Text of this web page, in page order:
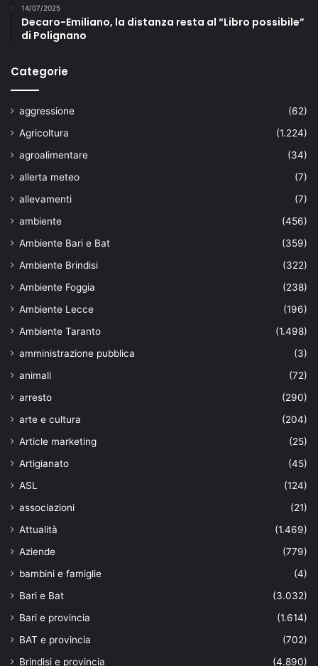
14/07/2025
Decaro-Emiliano, la distanza resta al “Libro possibile”
di Polignano
Categorie
aggressione
(62)
Agricoltura
(1.224)
agroalimentare
(34)
allerta meteo
(7)
allevamenti
(7)
ambiente
(456)
Ambiente Bari e Bat
(359)
Ambiente Brindisi
(322)
Ambiente Foggia
(238)
Ambiente Lecce
(196)
Ambiente Taranto
(1.498)
amministrazione pubblica
(3)
animali
(72)
arresto
(290)
arte e cultura
(204)
Article marketing
(25)
Artigianato
(45)
ASL
(124)
associazioni
(21)
Attualità
(1.469)
Aziende
(779)
bambini e famiglie
(4)
Bari e Bat
(3.032)
Bari e provincia
(1.614)
BAT e provincia
(702)
Brindisi e provincia
(4.890)